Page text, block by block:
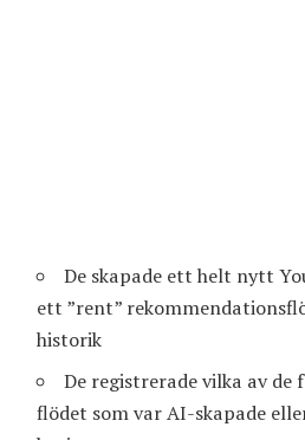
De skapade ett helt nytt
ett ”rent”
historik
De registrerade vilka av de
flödet som var AI-skapade